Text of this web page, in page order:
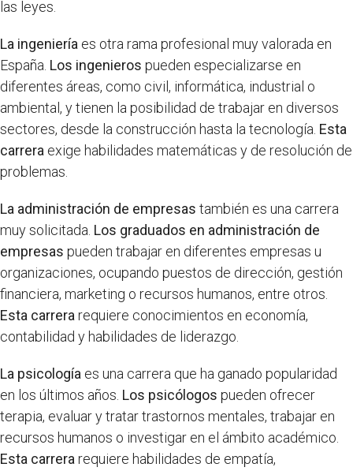
las leyes.
La ingeniería es otra rama profesional muy valorada en
España. Los ingenieros pueden especializarse en
diferentes áreas, como civil, informática, industrial o
ambiental, y tienen la posibilidad de trabajar en diversos
sectores, desde la construcción hasta la tecnología. Esta
carrera exige habilidades matemáticas y de resolución de
problemas.
La administración de empresas también es una carrera
muy solicitada. Los graduados en administración de
empresas pueden trabajar en diferentes empresas u
organizaciones, ocupando puestos de dirección, gestión
financiera, marketing o recursos humanos, entre otros.
Esta carrerarequiere conocimientos en economía,
contabilidad y habilidades de liderazgo.
La psicología es una carrera que ha ganado popularidad
en los últimos años. Los psicólogos pueden ofrecer
terapia, evaluar y tratar trastornos mentales, trabajar en
recursos humanos o investigar en el ámbito académico.
Esta carrerarequiere habilidades de empatía,